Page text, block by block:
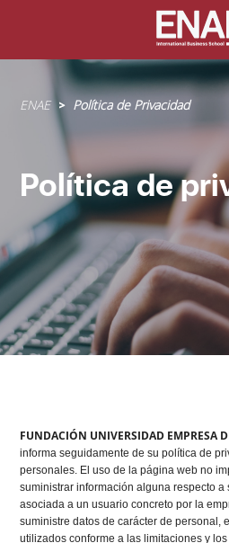
Sobrescribir
enlaces
a
la
navegación
ENAE Política de Privacidad
Política de
FUNDACIÓN UNIVERSIDAD EMPRESA
informa seguidamente de su política de
personales. El uso de la página web no
suministrar información alguna respecto
asociada a un usuario concreto por la
suministre datos de carácter de personal,
utilizados conforme a las limitaciones y